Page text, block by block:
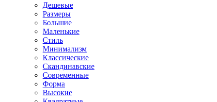
Дешевые
Размеры
Большие
Маленькие
Стиль
Минимализм
Классические
Скандинавские
Современные
Форма
Высокие